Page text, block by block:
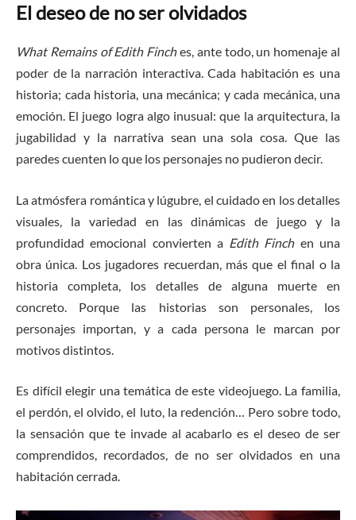
El deseo de no ser olvidados
What Remains of Edith Finches, ante todo, un homenaje al
poder de la narración interactiva. Cada habitación es una
historia; cada historia, una mecánica; y cada mecánica, una
emoción. El juego logra algo inusual: que la arquitectura, la
jugabilidad y la narrativa sean una sola cosa. Que las
paredes cuenten lo que los personajes no pudieron decir.
La atmósfera romántica y lúgubre, el cuidado en los detalles
visuales, la variedad en las dinámicas de juego y la
profundidad emocional convierten a Edith Finchen una
obra única. Los jugadores recuerdan, más que el final o la
historia completa, los detalles de alguna muerte en
concreto. Porque las historias son personales, los
personajes importan, y a cada persona le marcan por
motivos distintos.
Es difícil elegir una temática de este videojuego. La familia,
el perdón, el olvido, el luto, la redención… Pero sobre todo,
la sensación que te invade al acabarlo es el deseo de ser
comprendidos, recordados, de no ser olvidados en una
habitación cerrada.